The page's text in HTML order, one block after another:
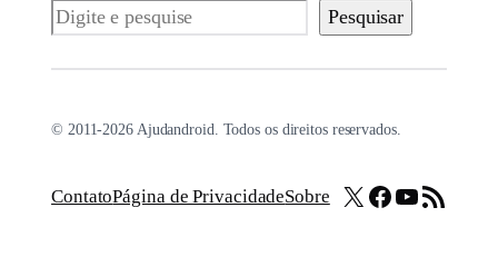
Pesquisar Pesquisar
© 2011-2026 Ajudandroid. Todos os direitos reservados.
ContatoPágina de PrivacidadeSobre X Facebook
Youtube
Feed RSS